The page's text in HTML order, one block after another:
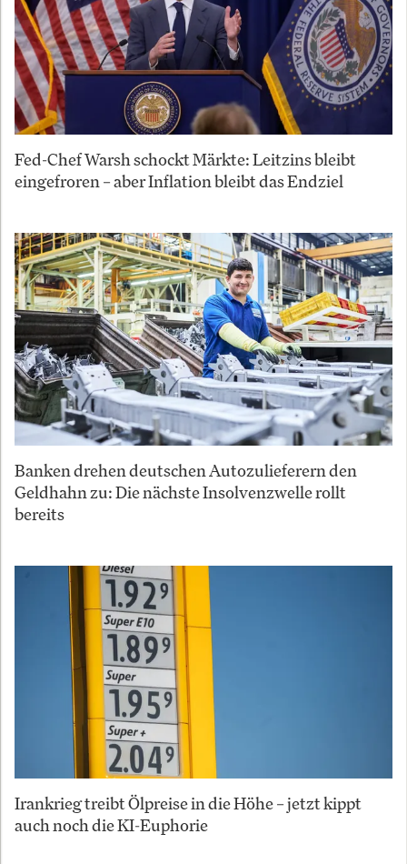
Fed-Chef Warsh schockt Märkte: Leitzins bleibt
eingefroren – aber Inflation bleibt das Endziel
Banken drehen deutschen Autozulieferern den
Geldhahn zu: Die nächste Insolvenzwelle rollt
bereits
Irankrieg treibt Ölpreise in die Höhe – jetzt kippt
auch noch die KI-Euphorie